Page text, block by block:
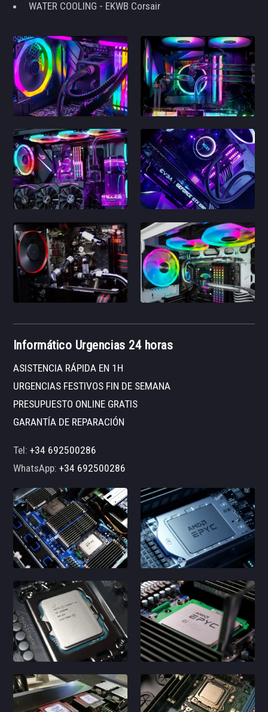
WATER COOLING - EKWB Corsair
Informático Urgencias 24 horas
ASISTENCIA RÁPIDA EN 1H
URGENCIAS FESTIVOS FIN DE SEMANA
PRESUPUESTO ONLINE GRATIS
GARANTÍA DE REPARACIÓN
Tel:+34 692500286
WhatsApp:+34 692500286